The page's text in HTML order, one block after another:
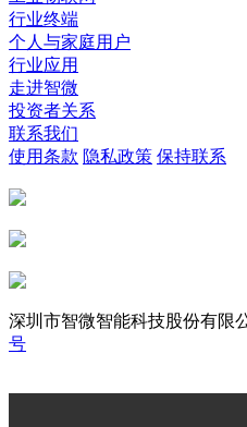
行业终端
个人与家庭用户
行业应用
走进智微
投资者关系
联系我们
使用条款 隐私政策 保持联系
深圳市智微智能科技股份有限
号